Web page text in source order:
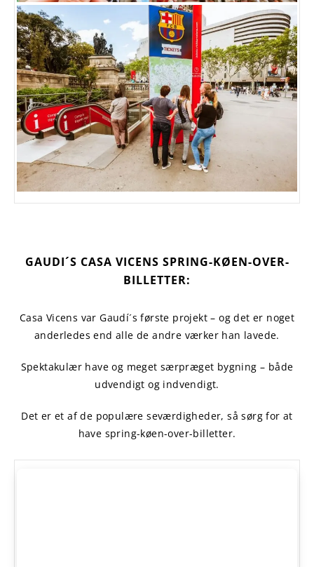
GAUDI´S CASA VICENS SPRING-KØEN-OVER-
BILLETTER:
Casa Vicens var Gaudí´s første projekt – og det er noget
anderledes end alle de andre værker han lavede.
Spektakulær have og meget særpræget bygning – både
udvendigt og indvendigt.
Det er et af de populære seværdigheder, så sørg for at
have spring-køen-over-billetter.